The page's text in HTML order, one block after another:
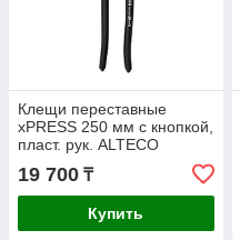
Клещи переставные
xPRESS 250 мм с кнопкой,
пласт. рук. ALTECO
Industrial 0705-1K-250-X
19 700 ₸
Купить